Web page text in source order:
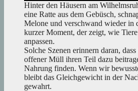
Hinter den Häusern am
eine Ratte aus dem Gebüsch,
Melone und verschwand wieder in
kurzer Moment, der zeigt, wie
anpassen.
Solche Szenen erinnern daran, dass
offener Müll ihren Teil dazu
Nahrung finden. Wenn wir
bleibt das Gleichgewicht in der
gewahrt.